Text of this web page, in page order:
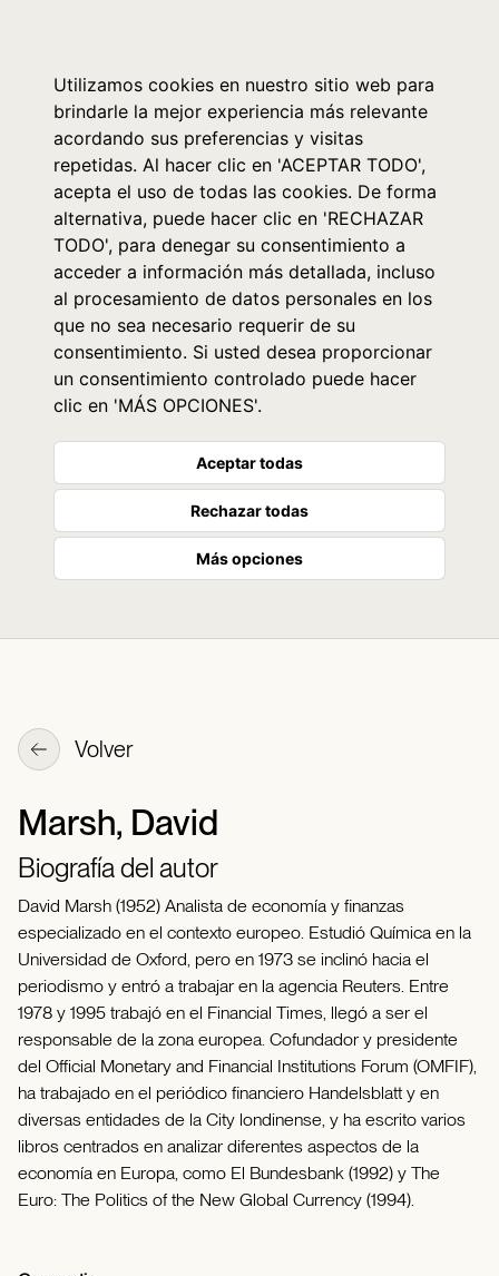
Utilizamos cookies en nuestro sitio web para
brindarle la mejor experiencia más relevante
acordando sus preferencias y visitas
repetidas. Al hacer clic en 'ACEPTAR TODO',
acepta el uso de todas las cookies. De forma
alternativa, puede hacer clic en 'RECHAZAR
TODO', para denegar su consentimiento a
acceder a información más detallada, incluso
al procesamiento de datos personales en los
que no sea necesario requerir de su
consentimiento. Si usted desea proporcionar
un consentimiento controlado puede hacer
clic en 'MÁS OPCIONES'.
Aceptar todas
Rechazar todas
Más opciones
Volver
Marsh, David
Biografía del autor
David Marsh (1952) Analista de economía y finanzas
especializado en el contexto europeo. Estudió Química en la
Universidad de Oxford, pero en 1973 se inclinó hacia el
periodismo y entró a trabajar en la agencia Reuters. Entre
1978 y 1995 trabajó en el Financial Times, llegó a ser el
responsable de la zona europea. Cofundador y presidente
del Official Monetary and Financial Institutions Forum (OMFIF),
ha trabajado en el periódico financiero Handelsblatt y en
diversas entidades de la City londinense, y ha escrito varios
libros centrados en analizar diferentes aspectos de la
economía en Europa, como El Bundesbank (1992) y The
Euro: The Politics of the New Global Currency (1994).